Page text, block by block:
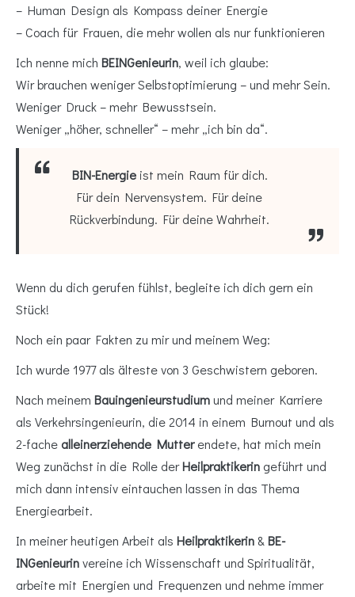
– Human Design als Kompass deiner Energie
– Coach für Frauen, die mehr wollen als nur funktionieren
Ich nenne mich BEINGenieurin, weil ich glaube:
Wir brauchen weniger Selbstoptimierung – und mehr Sein.
Weniger Druck – mehr Bewusstsein.
Weniger „höher, schneller“ – mehr „ich bin da“.
BIN-Energieist mein Raum für dich.
Für dein Nervensystem. Für deine
Rückverbindung. Für deine Wahrheit.
Wenn du dich gerufen fühlst, begleite ich dich gern ein
Stück!
Noch ein paar Fakten zu mir und meinem Weg:
Ich wurde 1977 als älteste von 3 Geschwistern geboren.
Nach meinem Bauingenieurstudiumund meiner Karriere
als Verkehrsingenieurin, die 2014 in einem Burnout und als
2-fache alleinerziehende Mutterendete, hat mich mein
Weg zunächst in die Rolle derHeilpraktikerin geführt und
mich dann intensiv eintauchen lassen in das Thema
Energiearbeit.
In meiner heutigen Arbeit als Heilpraktikerin & BE-
INGenieurinvereine ich Wissenschaft und Spiritualität,
arbeite mit Energien und Frequenzen und nehme immer